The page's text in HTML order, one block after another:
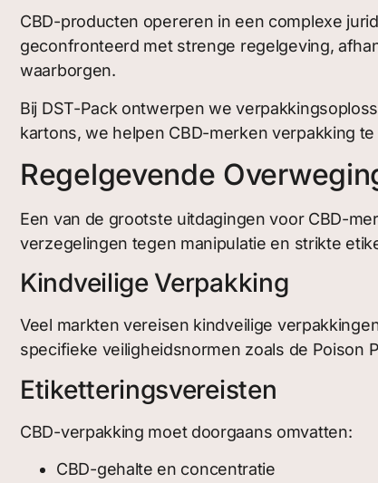
CBD-producten opereren in een complexe
geconfronteerd met strenge regelgeving,
waarborgen.
Bij DST-Pack ontwerpen we
kartons, we helpen CBD-merken verpakking
Regelgevende
Een van de grootste uitdagingen voor CBD-
verzegelingen tegen manipulatie en strikte
Kindveilige Verpakking
Veel markten vereisen kindveilige
specifieke veiligheidsnormen zoals de Poison
Etiketteringsvereisten
CBD-verpakking moet doorgaans omvatten:
CBD-gehalte en concentratie